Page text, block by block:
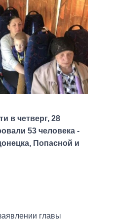
в четверг, 28
53 человека -
Попасной и
главы